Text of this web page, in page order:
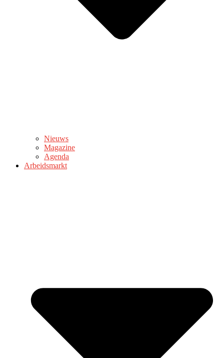
Nieuws
Magazine
Agenda
Arbeidsmarkt